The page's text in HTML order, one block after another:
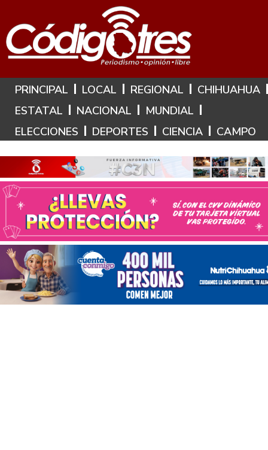
Hoy es: 7 de Agosto de 2026
PRINCIPAL LOCAL REGIONAL
CHIHUAHUA
ESTATAL
NACIONAL
MUNDIAL
ELECCIONES
DEPORTES CIENCIA CAMPO